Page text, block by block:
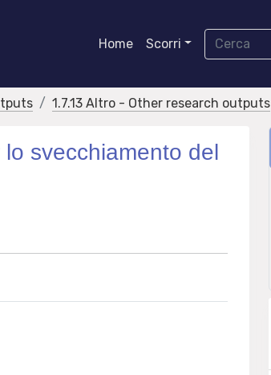
Home Scorri
1.7.13 Altro - Other research outputs
svecchiamento del